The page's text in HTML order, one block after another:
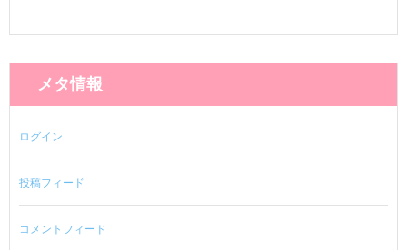
メタ情報
ログイン
投稿フィード
コメントフィード